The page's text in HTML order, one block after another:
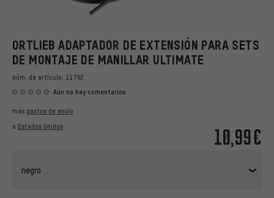
ORTLIEB ADAPTADOR DE EXTENSIÓN PARA SETS
DE MONTAJE DE MANILLAR ULTIMATE
núm. de artículo: 11762
Aún no hay comentarios
10,99€
más gastos de envío
a Estados Unidos
negro